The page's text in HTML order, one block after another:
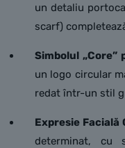
un detaliu
scarf)
Simbolul „Core”
un logo circular
redat într-un stil
Expresie Facială
determinat, cu